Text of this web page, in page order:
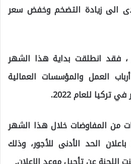
الى زيادة التضخم وخفض سعر
، فقد انطلقت بداية هذا الشهر
العمل والمؤسسات العمالية
تركيا للعام 2022.
من المفاوضات خلال هذا الشهر
الحد الأدنى للأجور، وذلك